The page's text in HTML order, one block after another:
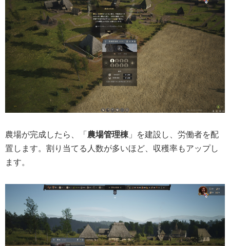
農場が完成したら、「農場管理棟」を建設し、労働者を配
置します。割り当てる人数が多いほど、収穫率もアップし
ます。